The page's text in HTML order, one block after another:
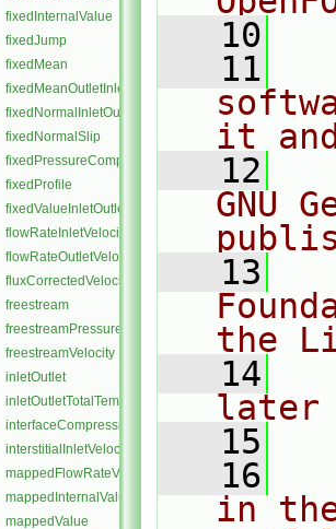
fixedInternalValue
fixedJump
fixedMean
fixedMeanOutletInlet
fixedNormalInletOutletVelocity
fixedNormalSlip
fixedPressureCompressibleDensity
fixedProfile
fixedValueInletOutlet
flowRateInletVelocity
flowRateOutletVelocity
fluxCorrectedVelocity
freestream
freestreamPressure
freestreamVelocity
inletOutlet
inletOutletTotalTemperature
interfaceCompression
interstitialInletVelocity
mappedFlowRateVelocity
mappedInternalValue
mappedValue
   10
   11
it
   12
GNU
   13
the
   14
later
   15
   16
in